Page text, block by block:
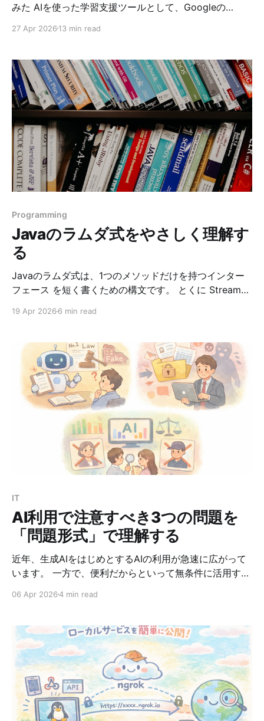
みた AIを使った学習支援ツールとして、Googleの
PDF、Webサイト、YouTube動画、Googleドキュメン
内容をもとに質問に答えたり、要約、学習ガイド、音声
解説、クイズなどを作成したりできるAIツールです。
Google公式ヘルプでも、NotebookLMは「アイデアを
整理・洗練するためのAI搭載リサーチアシスタント」と
説明されています。 今回は、2027年度の千葉県公立高
校入試に向けて、社会の学習用ノートブックを作る とい
う例で、NotebookLMの使い方を紹介します。
NotebookLMとは？ NotebookLMは、ひとことで言う
と、 自分が用意した資料をもとに回答してくれるAIノー
ト です。 通常の生成AIでは、AIが持っている一般的な知
ザーがアップロードしたPDFやWebページなどの「ソー
ス」をもとに回答し
27 Apr 2026 13 min read
Programming
Javaのラムダ式をやさしく理解す
る
Javaのラムダ式は、1つのメソッドだけを持つインター
フェース を短く書くための構文です。 とくに Stream
繁に使われます。 この記事では、Javaのラムダ式につ
務でよく使うパターン 3. Runnable の意味と使いどころ
4. compare(a.length(), b.length()) が昇順になる理由 5.
身についたか確認するためのテスト ラムダ式とは まず
は、無名クラスとの違いを見るとイメージしやすいで
す。 無名クラスで Runnable を書くと次のようになりま
void run() { System.out.println("Hello"); } }; これをラム
ダ式で書くと、次のように短くできます。 Runnable
19 Apr 2026 6 min read
IT
AI利用で注意すべき3つの問題を
「問題形式」で理解する
近年、生成AIをはじめとするAIの利用が急速に広がって
います。 一方で、便利だからといって無条件に活用する
試験でも、AIそのものの仕組みだけでなく、AI利用に伴
この記事では、AI利用に関する代表的な問題として次の
3つを取り上げます。 * ハルシネーション * 情報漏え
い・プライバシー侵害 * バイアスと公平性 それぞれにつ
いて、問題 → 解答 → 解説の流れで確認していきましょ
う。 1. ハルシネーション 生成AIに関する代表的な問題の
一つが、ハルシネーションです。 これは、AIが事実では
ない内容を、もっともらしく出力してしまう現象を指し
06 Apr 20264 min read